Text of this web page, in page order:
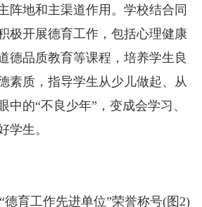
阵地和主渠道作用。学校结合同
极开展德育工作，包括心理健康
德品质教育等课程，培养学生良
素质，指导学生从少儿做起、从
中的“不良少年”，变成会学习、
学生。